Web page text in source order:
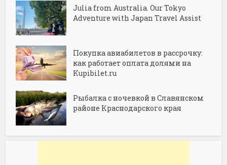
Julia from Australia. Our Tokyo
Adventure with Japan Travel Assist
Покупка авиабилетов в рассрочку:
как работает оплата долями на
Kupibilet.ru
Рыбалка с ночевкой в Славянском
районе Краснодарского края